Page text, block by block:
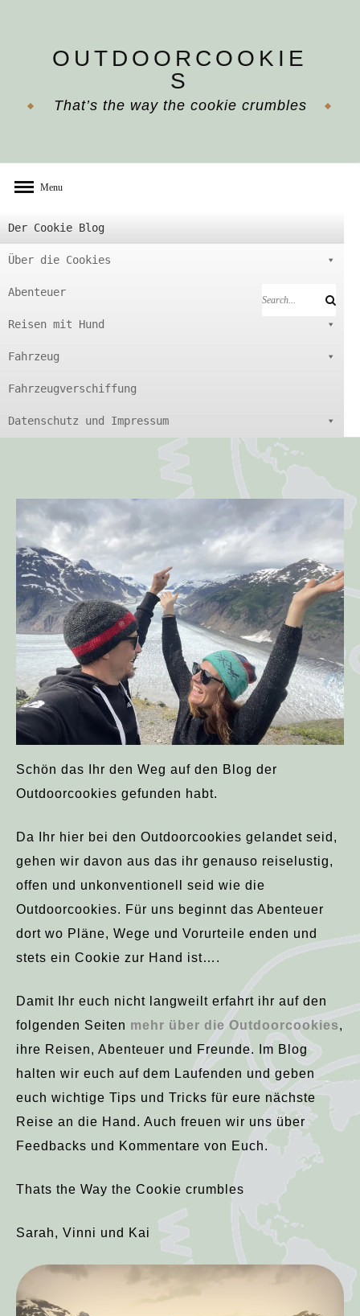
OUTDOORCOOKIE
S
That’s the way the cookie crumbles
Menu
Der Cookie Blog
Über die Cookies
Abenteuer
Reisen mit Hund
Fahrzeug
Fahrzeugverschiffung
Datenschutz und Impressum
Search
Search
Schön das Ihr den Weg auf den Blog der
Outdoorcookies gefunden habt.
Da Ihr hier bei den Outdoorcookies gelandet seid,
gehen wir davon aus das ihr genauso reiselustig,
offen und unkonventionell seid wie die
Outdoorcookies. Für uns beginnt das Abenteuer
dort wo Pläne, Wege und Vorurteile enden und
stets ein Cookie zur Hand ist….
Damit Ihr euch nicht langweilt erfahrt ihr auf den
folgenden Seiten mehr über die Outdoorcookies,
ihre Reisen, Abenteuer und Freunde. Im Blog
halten wir euch auf dem Laufenden und geben
euch wichtige Tips und Tricks für eure nächste
Reise an die Hand. Auch freuen wir uns über
Feedbacks und Kommentare von Euch.
Thats the Way the Cookie crumbles
Sarah, Vinni und Kai